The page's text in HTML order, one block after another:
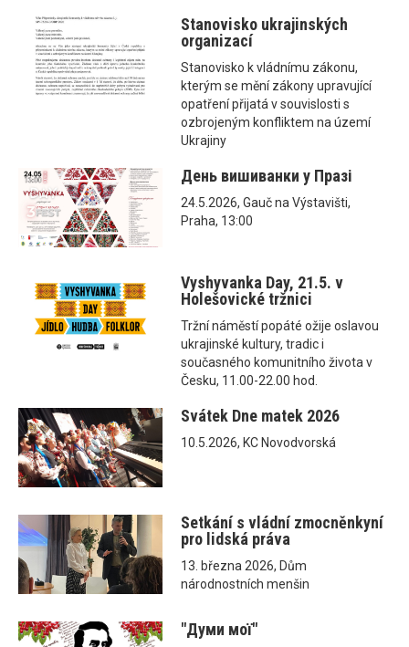
Stanovisko ukrajinských
organizací
Stanovisko k vládnímu zákonu,
kterým se mění zákony upravující
opatření přijatá v souvislosti s
ozbrojeným konfliktem na území
Ukrajiny
День вишиванки у Празі
24.5.2026, Gauč na Výstavišti,
Praha, 13:00
Vyshyvanka Day, 21.5. v
Holešovické tržnici
Tržní náměstí popáté ožije oslavou
ukrajinské kultury, tradic i
současného komunitního života v
Česku, 11.00-22.00 hod.
Svátek Dne matek 2026
10.5.2026, KC Novodvorská
Setkání s vládní zmocněnkyní
pro lidská práva
13. března 2026, Dům
národnostních menšin
"Думи мої"